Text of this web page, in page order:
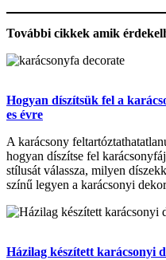
További cikkek amik
Hogyan díszítsük fel a
es évre
A karácsony
hogyan díszítse fel
stílusát válassza, milyen
színű legyen a karácsonyi
Házilag készített karácsonyi